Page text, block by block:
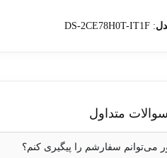
: DS-2CE78H0T-IT1F
تصویری: DWDR (Wide Dynamic Range دیجیتال)، DNR (کاهش نویز دیجیتال)
سوالات متداول
می‌توانم سفارشم را پیگیری کنم؟